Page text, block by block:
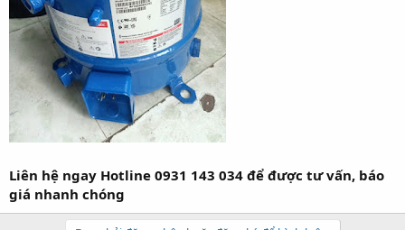
Liên hệ ngay Hotline 0931 143 034 để được tư vấn, báo
giá nhanh chóng